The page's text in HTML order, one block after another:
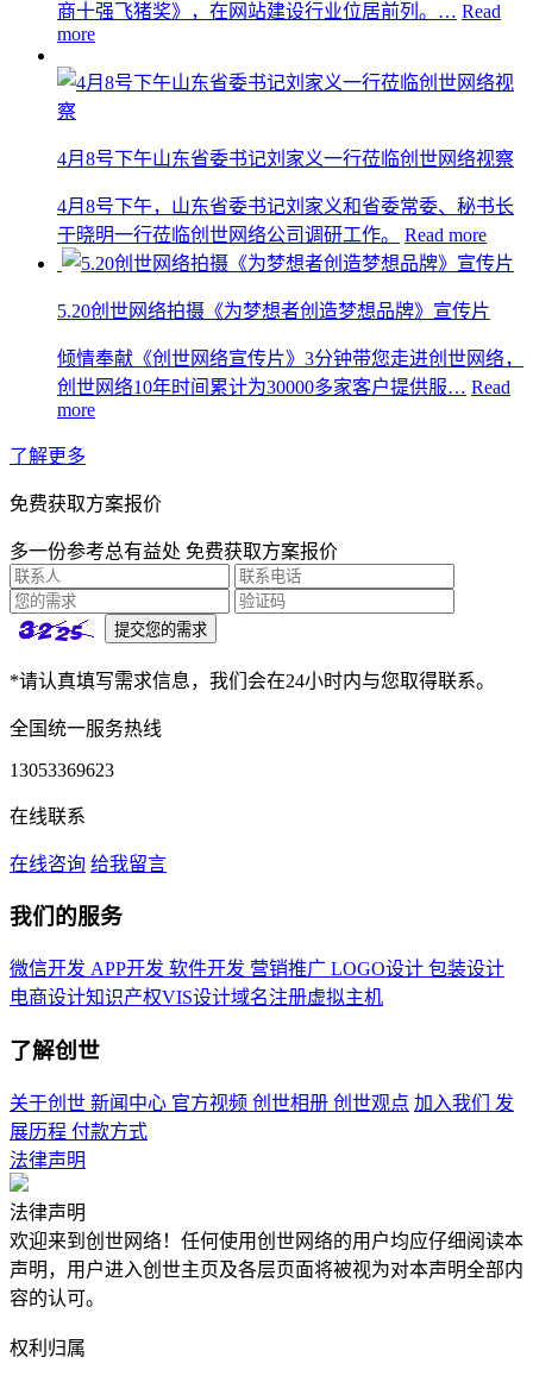
商十强飞猪奖》，在网站建设行业位居前列。… Read
more
4月8号下午山东省委书记刘家义一行莅临创世网络视察
4月8号下午，山东省委书记刘家义和省委常委、秘书长
于晓明一行莅临创世网络公司调研工作。
Read more
5.20创世网络拍摄《为梦想者创造梦想品牌》宣传片
倾情奉献《创世网络宣传片》3分钟带您走进创世网络，
创世网络10年时间累计为30000多家客户提供服… Read
more
了解更多
免费获取方案报价
多一份参考总有益处 免费获取方案报价
*请认真填写需求信息，我们会在24小时内与您取得联系。
全国统一服务热线
13053369623
在线联系
在线咨询 给我留言
我们的服务
微信开发 APP开发 软件开发 营销推广 LOGO设计 包装设计
电商设计知识产权VIS设计域名注册虚拟主机
了解创世
关于创世 新闻中心 官方视频 创世相册 创世观点 加入我们 发
展历程 付款方式
法律声明
法律声明
欢迎来到创世网络！任何使用创世网络的用户均应仔细阅读本
声明，用户进入创世主页及各层页面将被视为对本声明全部内
容的认可。
权利归属